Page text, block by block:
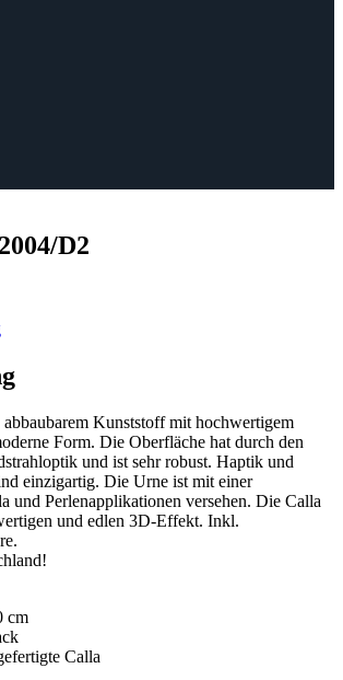
D2
Kunststoff mit hochwertigem
Form. Die Oberfläche hat durch den
und ist sehr robust. Haptik und
einzigartig. Die Urne ist mit einer
und Perlenapplikationen versehen. Die Calla
und edlen 3D-Effekt. Inkl.
cm
Calla